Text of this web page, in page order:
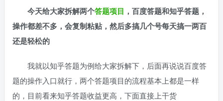
今天给大家拆解两个答题项目 ，百度答题和知乎答题，
操作都差不多，会复制粘贴，然后多搞几个号每天搞一两百
还是轻松的
我就以知乎答题为例给大家拆解下，后面再说说百度答
题的操作入口就行，两个答题项目的流程基本上都是一样
的，目前看来知乎答题收益更高，下面直接上干货